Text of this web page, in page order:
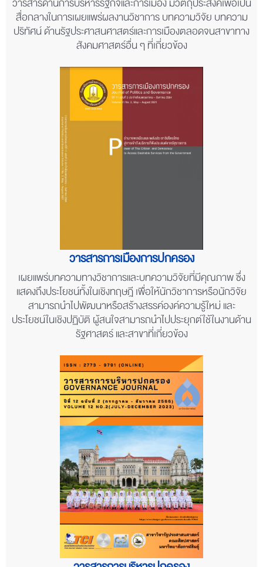
วารสารด้านการบริหารรัฐกิจและการเมือง มีวัตถุประสงค์เพื่อเป็น
สื่อกลางในการเผยแพร่ผลงานวิชาการ บทความวิจัย บทความ
ปริทัศน์ ด้านรัฐประศาสนศาสตร์และการเมืองตลอดจนสาขาทาง
สังคมศาสตร์อื่น ๆ ที่เกี่ยวข้อง
วารสารการเมืองการปกครอง
เผยแพร่บทความทางวิชาการและบทความวิจัยที่มีคุณภาพ ซึ่ง
แสดงถึงประโยชน์ทั้งในเชิงทฤษฎี เพื่อให้นักวิชาการหรือนักวิจัย
สามารถนำไปพัฒนาหรือสร้างสรรค์องค์ความรู้ใหม่ และ
ประโยชน์ในเชิงปฏิบัติ ผู้สนใจสามารถนำไปประยุกต์ใช้ในงานด้าน
รัฐศาสตร์ และสาขาที่เกี่ยวข้อง